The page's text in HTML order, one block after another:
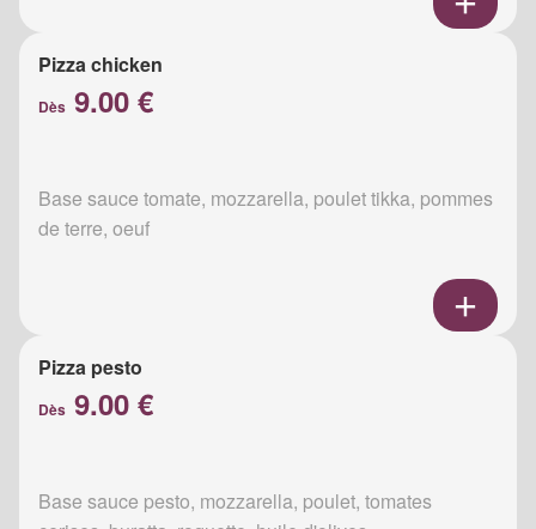
Pizza chicken
Dès 9.00 €
Base sauce tomate, mozzarella, poulet tikka, pommes
de terre, oeuf
Pizza pesto
Dès 9.00 €
Base sauce pesto, mozzarella, poulet, tomates